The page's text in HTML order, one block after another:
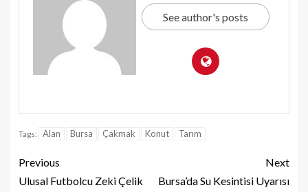
See author's posts
Tags: Alan Bursa Çakmak Konut Tarım
Previous
Ulusal Futbolcu Zeki Çelik
Next
Bursa’da Su Kesintisi Uyarısı